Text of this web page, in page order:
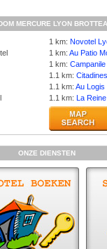
MERCURE LYON
1 km:Novotel
1 km:Au Patio
1 km:
1.1 km:
1.1 km:Au Logis
1.1 km:La
ONZE DIENSTEN